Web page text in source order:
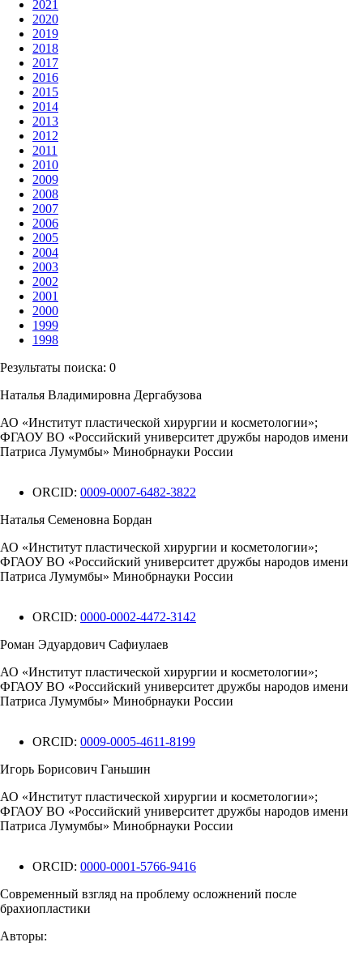
2021
2020
2019
2018
2017
2016
2015
2014
2013
2012
2011
2010
2009
2008
2007
2006
2005
2004
2003
2002
2001
2000
1999
1998
Результаты поиска: 0
Наталья Владимировна Дергабузова
АО «Институт пластической хирургии и косметологии»;
ФГАОУ ВО «Российский университет дружбы народов имени
Патриса Лумумбы» Минобрнауки России
ORCID: 0009-0007-6482-3822
Наталья Семеновна Бордан
АО «Институт пластической хирургии и косметологии»;
ФГАОУ ВО «Российский университет дружбы народов имени
Патриса Лумумбы» Минобрнауки России
ORCID: 0000-0002-4472-3142
Роман Эдуардович Сафиулаев
АО «Институт пластической хирургии и косметологии»;
ФГАОУ ВО «Российский университет дружбы народов имени
Патриса Лумумбы» Минобрнауки России
ORCID: 0009-0005-4611-8199
Игорь Борисович Ганьшин
АО «Институт пластической хирургии и косметологии»;
ФГАОУ ВО «Российский университет дружбы народов имени
Патриса Лумумбы» Минобрнауки России
ORCID: 0000-0001-5766-9416
Современный взгляд на проблему осложнений после
брахиопластики
Авторы: